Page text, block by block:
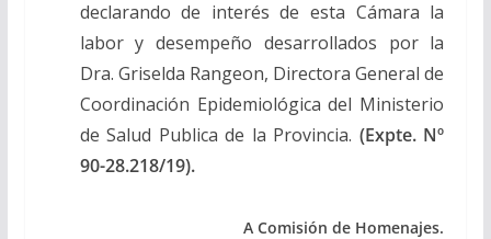
declarando de interés de esta Cámara la
labor y desempeño desarrollados por la
Dra. Griselda Rangeon, Directora General de
Coordinación Epidemiológica del Ministerio
de Salud Publica de la Provincia. (Expte. Nº
90-28.218/19).
A Comisión de Homenajes.